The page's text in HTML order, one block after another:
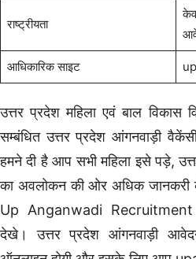
राष्ट्रीयता
आधिकारिक साइट
उत्तर प्रदेश महिला एवं बाल विकास
सम्बंधित उत्तर प्रदेश आंगनवाड़ी
हमने दी है आप सभी महिला इसे पड़े,
का अवलोकन की ओर अधिक जानकरी के
Up Anganwadi
देखे। उत्तर प्रदेश आंगनवाड़ी